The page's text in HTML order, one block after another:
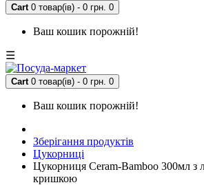
Cart 0 товар(ів) - 0 грн. 0
Ваш кошик порожній!
☰
Cart 0 товар(ів) - 0 грн. 0
Ваш кошик порожній!
Зберігання продуктів
Цукорниці
Цукорниця Ceram-Bamboo 300мл з
кришкою